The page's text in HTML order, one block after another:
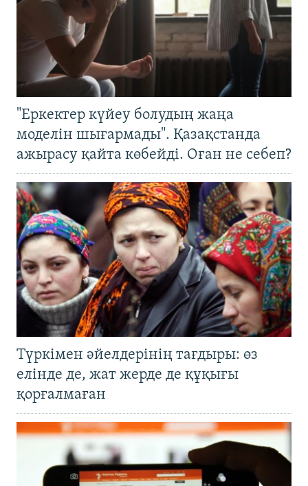
"Еркектер күйеу болудың жаңа
моделін шығармады". Қазақстанда
ажырасу қайта көбейді. Оған не себеп?
Түркімен әйелдерінің тағдыры: өз
елінде де, жат жерде де құқығы
қорғалмаған